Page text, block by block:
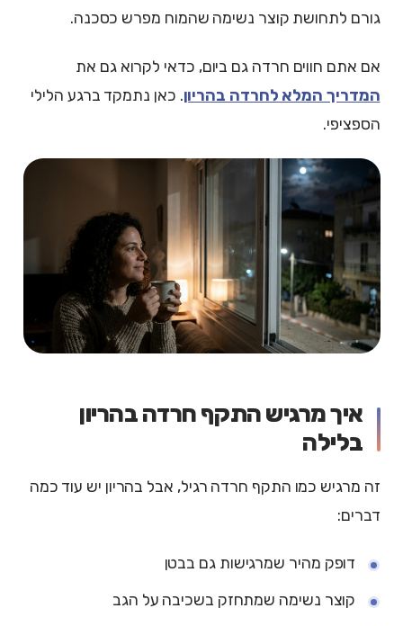
גורם לתחושת קוצר נשימה שהמוח מפרש כסכנה.
אם אתם חווים חרדה גם ביום, כדאי לקרוא גם את
המדריך המלא לחרדה בהריון. כאן נתמקד ברגע הלילי
הספציפי.
איך מרגיש התקף חרדה בהריון
בלילה
זה מרגיש כמו התקף חרדה רגיל, אבל בהריון יש עוד כמה
דברים:
דופק מהיר שמרגישות גם בבטן
קוצר נשימה שמתחזק בשכיבה על הגב